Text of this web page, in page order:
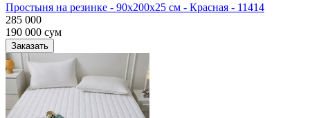
Простыня на резинке - 90x200x25 cм - Красная - 11414
285 000
190 000 сум
Заказать